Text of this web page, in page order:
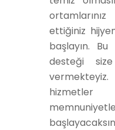
ettiğiniz
başlayın.
desteği
vermekteyiz.